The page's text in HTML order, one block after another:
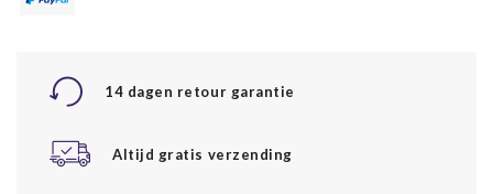
14 dagen retour garantie
Altijd gratis verzending